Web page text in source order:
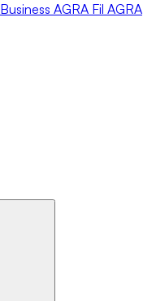
Business AGRA Fil AGRA